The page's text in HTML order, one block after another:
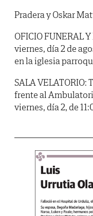
Pradera y Oskar
OFICIO FUNERAL
viernes, día 2 de
en la iglesia
SALA VELATORIO:
frente al
viernes, día 2, de